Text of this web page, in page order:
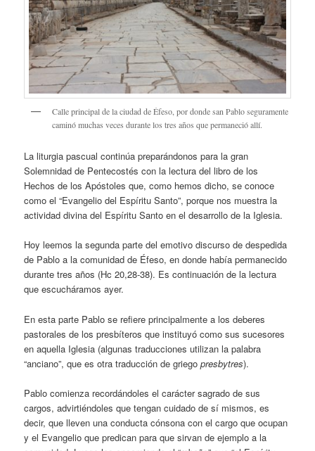
Calle principal de la ciudad de Éfeso, por donde san Pablo seguramente
caminó muchas veces durante los tres años que permaneció allí.
La liturgia pascual continúa preparándonos para la gran
Solemnidad de Pentecostés con la lectura del libro de los
Hechos de los Apóstoles que, como hemos dicho, se conoce
como el “Evangelio del Espíritu Santo”, porque nos muestra la
actividad divina del Espíritu Santo en el desarrollo de la Iglesia.
Hoy leemos la segunda parte del emotivo discurso de despedida
de Pablo a la comunidad de Éfeso, en donde había permanecido
durante tres años (Hc 20,28-38). Es continuación de la lectura
que escucháramos ayer.
En esta parte Pablo se refiere principalmente a los deberes
pastorales de los presbíteros que instituyó como sus sucesores
en aquella Iglesia (algunas traducciones utilizan la palabra
“anciano”, que es otra traducción de griegopresbytres).
Pablo comienza recordándoles el carácter sagrado de sus
cargos, advirtiéndoles que tengan cuidado de sí mismos, es
decir, que lleven una conducta cónsona con el cargo que ocupan
y el Evangelio que predican para que sirvan de ejemplo a la